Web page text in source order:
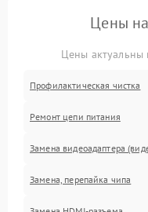
Цены
Цены актуальны
Профилактическая чистка
Ремонт цепи питания
Замена видеоадаптера
Замена, перепайка чипа